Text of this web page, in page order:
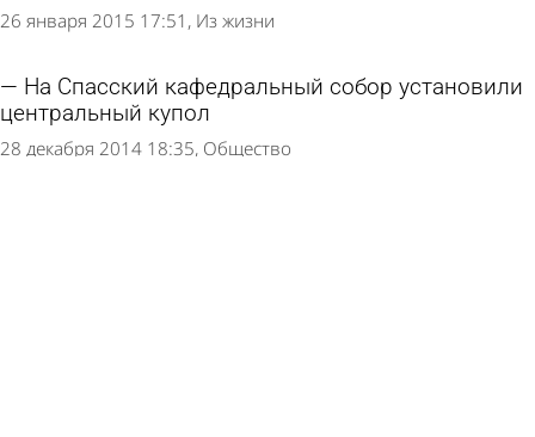
26 января 2015 17:51 Из жизни
На Спасский кафедральный собор установили
центральный купол
28 декабря 2014 18:35 Общество